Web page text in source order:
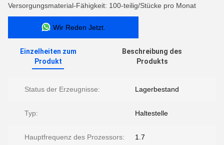
Versorgungsmaterial-Fähigkeit: 100-teilig/Stücke pro Monat
Wir Reden Jetzt.
Einzelheiten zum
Produkt
Beschreibung des
Produkts
Status der Erzeugnisse: Lagerbestand
Typ: Haltestelle
Hauptfrequenz des Prozessors: 1.7